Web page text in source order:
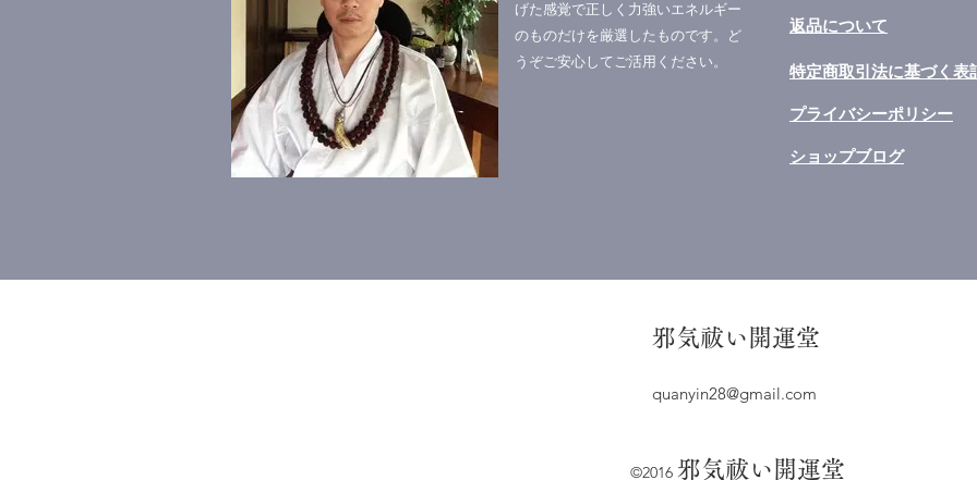
げた感覚で正しく力強いエネルギー
のものだけを厳選したものです。ど
うぞご安心してご活用ください。
​返品について
特定商取引法に基づく表
​プライバシーポリシー
​ショップブログ
​邪気祓い開運堂
quanyin28@gmail.com
©2016 ​邪気祓い開運堂